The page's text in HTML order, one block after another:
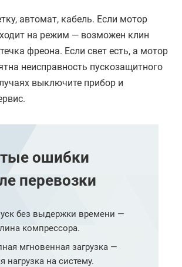
автомат, кабель. Если мотор
на режим — возможен клин
фреона. Если свет есть, а мотор
неисправность пускозащитного
выключите прибор и
ошибки
перевозки
без выдержки времени —
компрессора.
мгновенная загрузка —
нагрузка на систему.